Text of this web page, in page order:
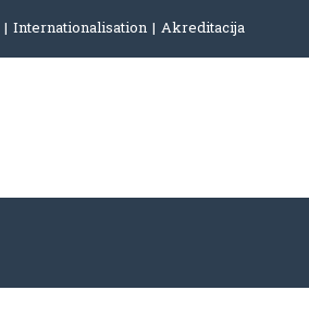
Internationalisation Akreditacija